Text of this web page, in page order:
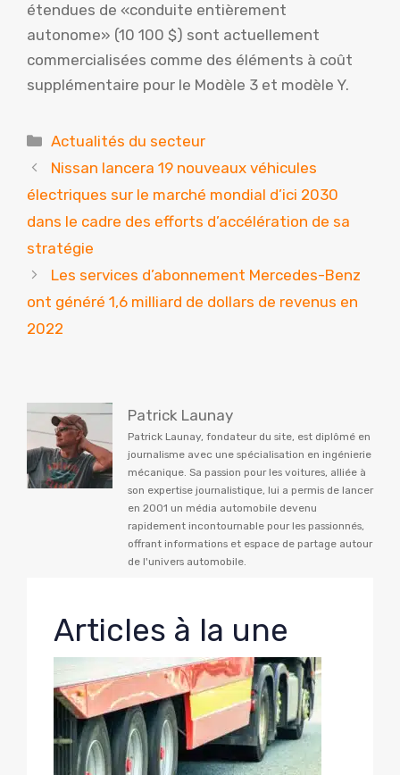
étendues de «conduite entièrement
autonome» (10 100 $) sont actuellement
commercialisées comme des éléments à coût
supplémentaire pour le Modèle 3 et modèle Y.
Catégories
Actualités du secteur
Nissan lancera 19 nouveaux véhicules
électriques sur le marché mondial d’ici 2030
dans le cadre des efforts d’accélération de sa
stratégie
Les services d’abonnement Mercedes-Benz
ont généré 1,6 milliard de dollars de revenus en
2022
Patrick Launay
Patrick Launay, fondateur du site, est diplômé en
journalisme avec une spécialisation en ingénierie
mécanique. Sa passion pour les voitures, alliée à
son expertise journalistique, lui a permis de lancer
en 2001 un média automobile devenu
rapidement incontournable pour les passionnés,
offrant informations et espace de partage autour
de l'univers automobile.
Articles à la une